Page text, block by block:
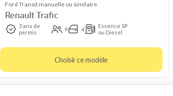
Ford Transit manuelle ou similaire
Renault Trafic
3 ans de
permis
9 4
Essence SP
ou Diesel
Choisir ce modèle